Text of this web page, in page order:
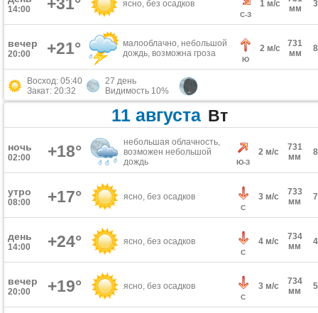
14:00
ясно, без осадков
С-З
1 м/с
мм
вечер
20:00 +21°
малооблачно, небольшой
дождь, возможна гроза
Ю
2 м/с
731
мм
Восход: 05:40
Закат: 20:32
27 день
Видимость 10%
11 августа Вт
ночь
02:00 +18°
небольшая облачность,
возможен небольшой
дождь
Ю-З
2 м/с
731
мм
утро
08:00 +17° ясно, без осадков
С
3 м/с
733
мм
день
14:00 +24° ясно, без осадков
С
4 м/с
734
мм
вечер
20:00 +19° ясно, без осадков
С
3 м/с
734
мм